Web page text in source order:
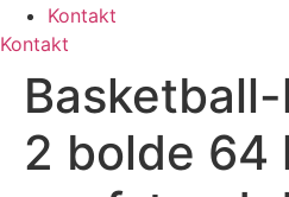
Kontakt
Kontakt
2 bolde 64